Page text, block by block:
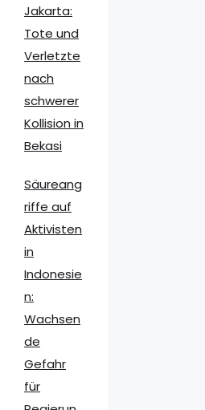
Jakarta:
Tote und
Verletzte
nach
schwerer
Kollision in
Bekasi
Säureang
riffe auf
Aktivisten
in
Indonesie
n:
Wachsen
de
Gefahr
für